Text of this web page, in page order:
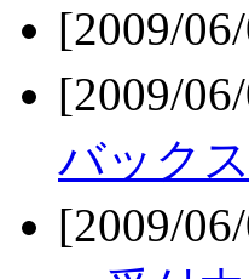
[2009/
[2009/
バック
[2009/